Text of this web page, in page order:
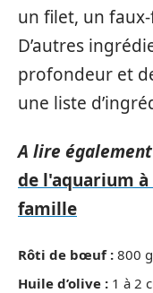
un filet, un
D’autres
profondeur et
une liste
A lire
de l'aquarium
famille
Rôti de bœuf : 800
Huile d’olive : 1 à 2